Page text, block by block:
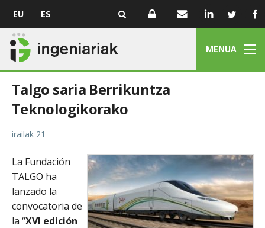
EU ES
MENUA
Talgo saria Berrikuntza
Teknologikorako
irailak 21
La Fundación
TALGO ha
lanzado la
convocatoria de
la “XVI edición